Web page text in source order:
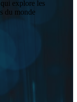
explore les
du monde